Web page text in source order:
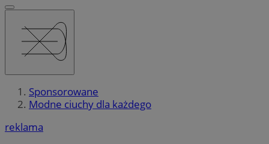
Sponsorowane
Modne ciuchy dla każdego
reklama